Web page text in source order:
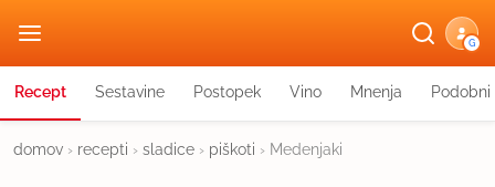
G
Recept Sestavine Postopek Vino Mnenja
domov › recepti › sladice › piškoti › Medenjaki